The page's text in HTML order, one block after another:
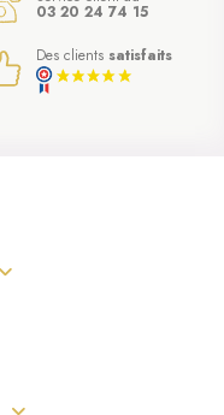
03 20 24 74 15
Des clients satisfaits